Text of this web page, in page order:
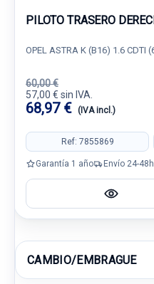
PILOTO TRASERO
OPEL ASTRA K (B16) 1.6 CDTI
60,00 €
57,00 € sin IVA.
68,97 € (IVA incl.)
Ref: 7855869
Garantía 1 año Envío 24-48h
CAMBIO/EMBRAGUE